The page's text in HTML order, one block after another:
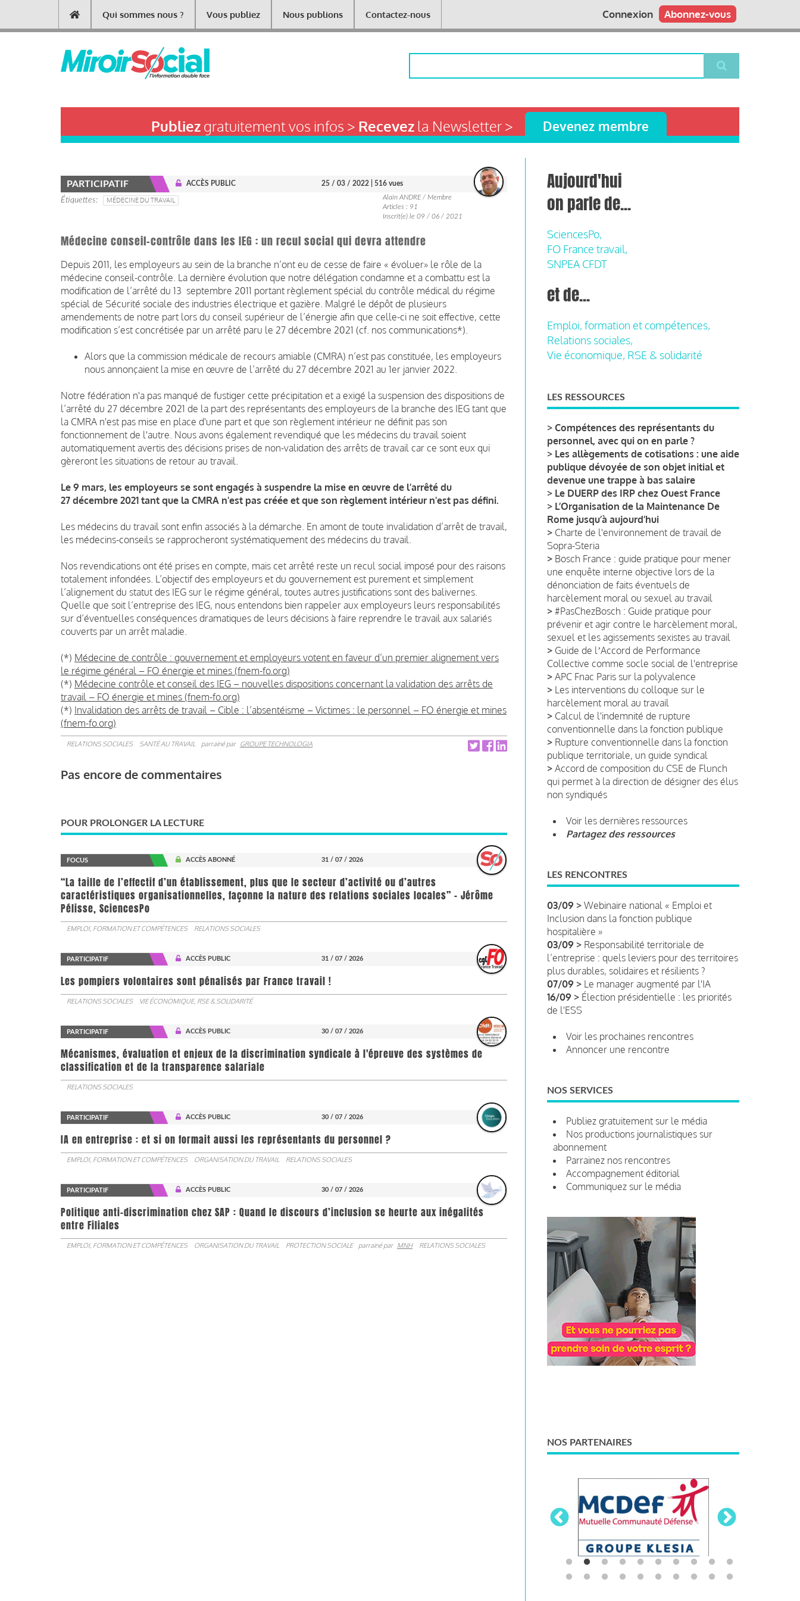
contenu
Main
navigation
Qui sommes nous ? Vous publiez Nous publions Contactez-nous Abonnez-vous
Connexion
Publiezgratuitement vos infos > Recevezla Newsletter > Devenez membre
PARTICIPATIF ACCÈS PUBLIC 25 / 03 / 2022 | 516 vues
Étiquettes MÉDECINE DU TRAVAIL
Alain ANDRE / Membre
Articles : 91
Inscrit(e) le 09 / 06 / 2021
Médecine conseil-contrôle dans les IEG : un recul social qui devra attendre
Depuis 2011, les employeurs au sein de la branche n’ont eu de cesse de faire « évoluer» le rôle de la
médecine conseil-contrôle. La dernière évolution que notre délégation condamne et a combattu est la
modification de l’arrêté du 13 septembre 2011 portant règlement spécial du contrôle médical du régime
spécial de Sécurité sociale des industries électrique et gazière. Malgré le dépôt de plusieurs
amendements de notre part lors du conseil supérieur de l’énergie afin que celle-ci ne soit effective, cette
modification s’est concrétisée par un arrêté paru le 27 décembre 2021 (cf. nos communications*).
Alors que la commission médicale de recours amiable (CMRA) n’est pas constituée, les employeurs
nous annonçaient la mise en œuvre de l’arrêté du 27 décembre 2021 au 1er janvier 2022.
Notre fédération n'a pas manqué de fustiger cette précipitation et a exigé la suspension des dispositions de
l’arrêté du 27 décembre 2021 de la part des représentants des employeurs de la branche des IEG tant que
la CMRA n'est pas mise en place d'une part et que son règlement intérieur ne définit pas son
fonctionnement de l'autre. Nous avons également revendiqué que les médecins du travail soient
automatiquement avertis des décisions prises de non-validation des arrêts de travail car ce sont eux qui
gèreront les situations de retour au travail.
Le 9 mars, les employeurs se sont engagés à suspendre la mise en œuvre de l’arrêté du
27 décembre 2021 tant que la CMRA n'est pas créée et que son règlement intérieur n'est pas défini.
Les médecins du travail sont enfin associés à la démarche. En amont de toute invalidation d’arrêt de travail,
les médecins-conseils se rapprocheront systématiquement des médecins du travail.
Nos revendications ont été prises en compte, mais cet arrêté reste un recul social imposé pour des raisons
totalement infondées. L’objectif des employeurs et du gouvernement est purement et simplement
l’alignement du statut des IEG sur le régime général, toutes autres justifications sont des balivernes.
Quelle que soit l’entreprise des IEG, nous entendons bien rappeler aux employeurs leurs responsabilités
sur d’éventuelles conséquences dramatiques de leurs décisions à faire reprendre le travail aux salariés
couverts par un arrêt maladie.
(*) Médecine de contrôle : gouvernement et employeurs votent en faveur d’un premier alignement vers
le régime général – FO énergie et mines (fnem-fo.org)
(*) Médecine contrôle et conseil des IEG – nouvelles dispositions concernant la validation des arrêts de
travail – FO énergie et mines (fnem-fo.org)
(*) Invalidation des arrêts de travail – Cible : l’absentéisme – Victimes : le personnel – FO énergie et mines
(fnem-fo.org)
RELATIONS SOCIALES SANTÉ AU TRAVAIL parrainé par GROUPE TECHNOLOGIA
Pas encore de commentaires
POUR PROLONGER LA LECTURE
FOCUS ACCÈS ABONNÉ 31 / 07 / 2026
“La taille de l’effectif d’un établissement, plus que le secteur d’activité ou d’autres
caractéristiques organisationnelles, façonne la nature des relations sociales locales” - Jérôme
Pélisse, SciencesPo
EMPLOI, FORMATION ET COMPÉTENCES RELATIONS SOCIALES
PARTICIPATIF ACCÈS PUBLIC 31 / 07 / 2026
Les pompiers volontaires sont pénalisés par France travail !
RELATIONS SOCIALES VIE ÉCONOMIQUE, RSE & SOLIDARITÉ
PARTICIPATIF ACCÈS PUBLIC 30 / 07 / 2026
Mécanismes, évaluation et enjeux de la discrimination syndicale à l'épreuve des systèmes de
classification et de la transparence salariale
RELATIONS SOCIALES
PARTICIPATIF ACCÈS PUBLIC 30 / 07 / 2026
IA en entreprise : et si on formait aussi les représentants du personnel ?
EMPLOI, FORMATION ET COMPÉTENCES ORGANISATION DU TRAVAIL RELATIONS SOCIALES
PARTICIPATIF ACCÈS PUBLIC 30 / 07 / 2026
Politique anti-discrimination chez SAP : Quand le discours d’inclusion se heurte aux inégalités
entre Filiales
EMPLOI, FORMATION ET COMPÉTENCES ORGANISATION DU TRAVAIL PROTECTION SOCIALE parrainé par MNH RELATIONS SOCIALES
Aujourd'hui
on parle de...
SciencesPo,
FO France travail,
SNPEA CFDT
et de...
Emploi, formation et compétences,
Relations sociales,
Vie économique, RSE & solidarité
LES RESSOURCES
> Compétences des représentants du
personnel, avec qui on en parle ?
> Les allègements de cotisations : une aide
publique dévoyée de son objet initial et
devenue une trappe à bas salaire
> Le DUERP des IRP chez Ouest France
> L’Organisation de la Maintenance De
Rome jusqu’à aujourd’hui
> Charte de l'environnement de travail de
Sopra-Steria
> Bosch France : guide pratique pour mener
une enquête interne objective lors de la
dénonciation de faits éventuels de
harcèlement moral ou sexuel au travail
> #PasChezBosch : Guide pratique pour
prévenir et agir contre le harcèlement moral,
sexuel et les agissements sexistes au travail
> Guide de lʼAccord de Performance
Collective comme socle social de l'entreprise
> APC Fnac Paris sur la polyvalence
> Les interventions du colloque sur le
harcèlement moral au travail
> Calcul de l'indemnité de rupture
conventionnelle dans la fonction publique
> Rupture conventionnelle dans la fonction
publique territoriale, un guide syndical
> Accord de composition du CSE de Flunch
qui permet à la direction de désigner des élus
non syndiqués
Voir les dernières ressources
Partagez des ressources
LES RENCONTRES
03/09 > Webinaire national « Emploi et
Inclusion dans la fonction publique
hospitalière »
03/09 > Responsabilité territoriale de
l’entreprise : quels leviers pour des territoires
plus durables, solidaires et résilients ?
07/09 > Le manager augmenté par l'IA
16/09 > Élection présidentielle : les priorités
de l'ESS
Voir les prochaines rencontres
Annoncer une rencontre
NOS SERVICES
Publiez gratuitement sur le média
Nos productions journalistiques sur
abonnement
Parrainez nos rencontres
Accompagnement éditorial
Communiquez sur le média
NOS PARTENAIRES